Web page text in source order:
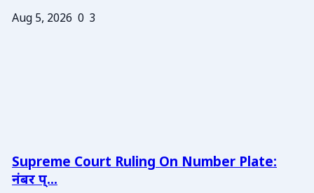
Aug 5, 2026 0 3
Supreme Court Ruling On Number Plate:
नंबर प्...